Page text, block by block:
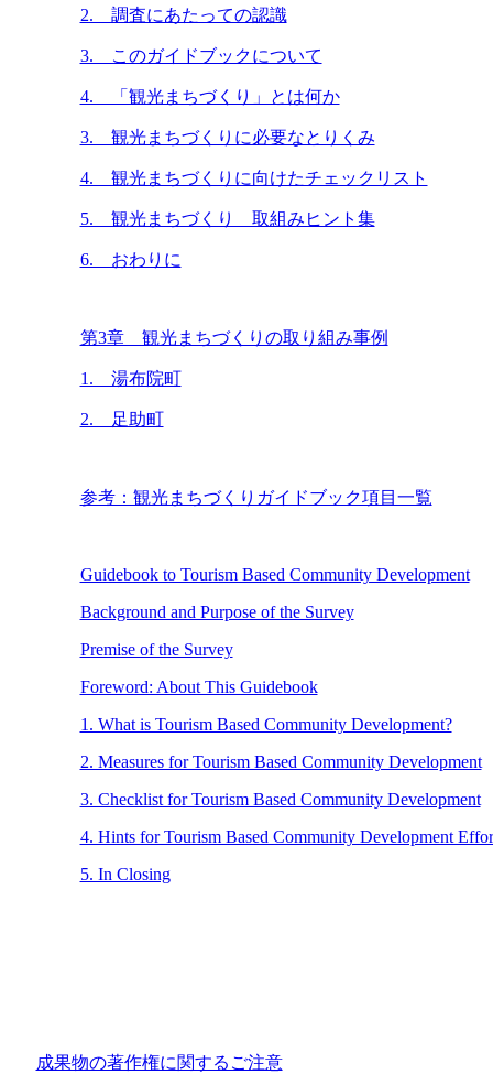
2. 調査にあたっての認識
3. このガイドブックについて
4. 「観光まちづくり」とは何か
3. 観光まちづくりに必要なとりくみ
4. 観光まちづくりに向けたチェックリスト
5. 観光まちづくり 取組みヒント集
6. おわりに
第3章 観光まちづくりの取り組み事例
1. 湯布院町
2. 足助町
参考：観光まちづくりガイドブック項目一覧
Guidebook to Tourism Based Community Development
Background and Purpose of the Survey
Premise of the Survey
Foreword: About This Guidebook
1. What is Tourism Based Community Development?
2. Measures for Tourism Based Community Development
3. Checklist for Tourism Based Community Development
4. Hints for Tourism Based Community Development
5. In Closing
成果物の著作権に関するご注意